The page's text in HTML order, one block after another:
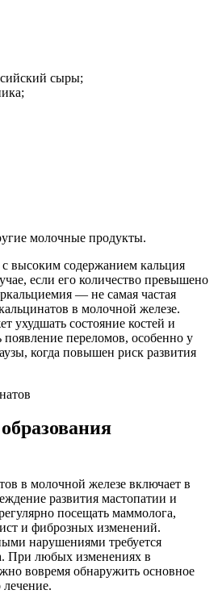
сыры;
молочные продукты.
высоким содержанием кальция
если его количество превышено
— не самая частая
в молочной железе.
ухудшать состояние костей и
появление переломов, особенно у
когда повышен риск развития
в молочной железе включает в
развития мастопатии и
посещать маммолога,
и фиброзных изменений.
нарушениями требуется
При любых изменениях в
вовремя обнаружить основное
лечение.